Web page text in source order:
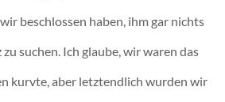
beschlossen haben, ihm gar nichts
suchen. Ich glaube, wir waren das
kurvte, aber letztendlich wurden wir